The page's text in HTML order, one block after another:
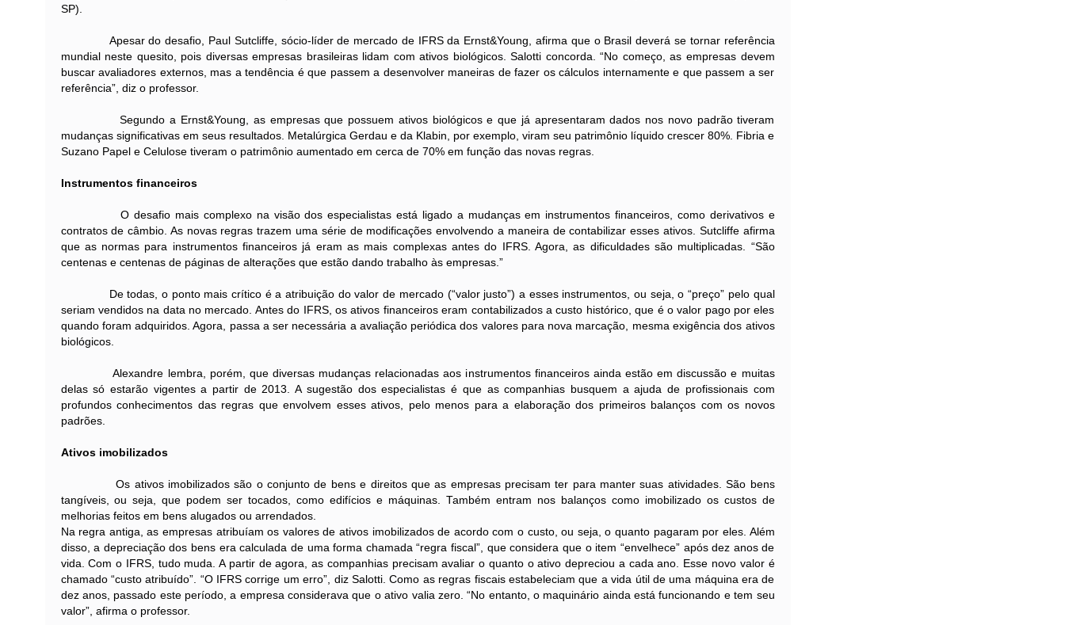
SP).
Apesar do desafio, Paul Sutcliffe, sócio-líder de mercado de IFRS da Ernst&Young, afirma que o Brasil deverá se tornar referência
mundial neste quesito, pois diversas empresas brasileiras lidam com ativos biológicos. Salotti concorda. “No começo, as empresas devem
buscar avaliadores externos, mas a tendência é que passem a desenvolver maneiras de fazer os cálculos internamente e que passem a ser
referência”, diz o professor.
Segundo a Ernst&Young, as empresas que possuem ativos biológicos e que já apresentaram dados nos novo padrão tiveram
mudanças significativas em seus resultados. Metalúrgica Gerdau e da Klabin, por exemplo, viram seu patrimônio líquido crescer 80%. Fibria e
Suzano Papel e Celulose tiveram o patrimônio aumentado em cerca de 70% em função das novas regras.
Instrumentos financeiros
O desafio mais complexo na visão dos especialistas está ligado a mudanças em instrumentos financeiros, como derivativos e
contratos de câmbio. As novas regras trazem uma série de modificações envolvendo a maneira de contabilizar esses ativos. Sutcliffe afirma
que as normas para instrumentos financeiros já eram as mais complexas antes do IFRS. Agora, as dificuldades são multiplicadas. “São
centenas e centenas de páginas de alterações que estão dando trabalho às empresas.”
De todas, o ponto mais crítico é a atribuição do valor de mercado (“valor justo”) a esses instrumentos, ou seja, o “preço” pelo qual
seriam vendidos na data no mercado. Antes do IFRS, os ativos financeiros eram contabilizados a custo histórico, que é o valor pago por eles
quando foram adquiridos. Agora, passa a ser necessária a avaliação periódica dos valores para nova marcação, mesma exigência dos ativos
biológicos.
Alexandre lembra, porém, que diversas mudanças relacionadas aos instrumentos financeiros ainda estão em discussão e muitas
delas só estarão vigentes a partir de 2013. A sugestão dos especialistas é que as companhias busquem a ajuda de profissionais com
profundos conhecimentos das regras que envolvem esses ativos, pelo menos para a elaboração dos primeiros balanços com os novos
padrões.
Ativos imobilizados
Os ativos imobilizados são o conjunto de bens e direitos que as empresas precisam ter para manter suas atividades. São bens
tangíveis, ou seja, que podem ser tocados, como edifícios e máquinas. Também entram nos balanços como imobilizado os custos de
melhorias feitos em bens alugados ou arrendados.
Na regra antiga, as empresas atribuíam os valores de ativos imobilizados de acordo com o custo, ou seja, o quanto pagaram por eles. Além
disso, a depreciação dos bens era calculada de uma forma chamada “regra fiscal”, que considera que o item “envelhece” após dez anos de
vida. Com o IFRS, tudo muda. A partir de agora, as companhias precisam avaliar o quanto o ativo depreciou a cada ano. Esse novo valor é
chamado “custo atribuído”. “O IFRS corrige um erro”, diz Salotti. Como as regras fiscais estabeleciam que a vida útil de uma máquina era de
dez anos, passado este período, a empresa considerava que o ativo valia zero. “No entanto, o maquinário ainda está funcionando e tem seu
valor”, afirma o professor.